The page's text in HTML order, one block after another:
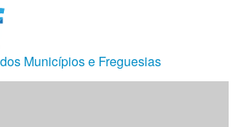
Municípios e Freguesias